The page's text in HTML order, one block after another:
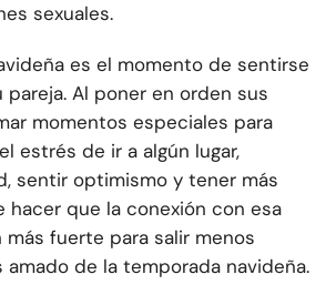
sexuales.
es el momento de sentirse
pareja. Al poner en orden sus
momentos especiales para
estrés de ir a algún lugar,
sentir optimismo y tener más
hacer que la conexión con esa
más fuerte para salir menos
de la temporada navideña.